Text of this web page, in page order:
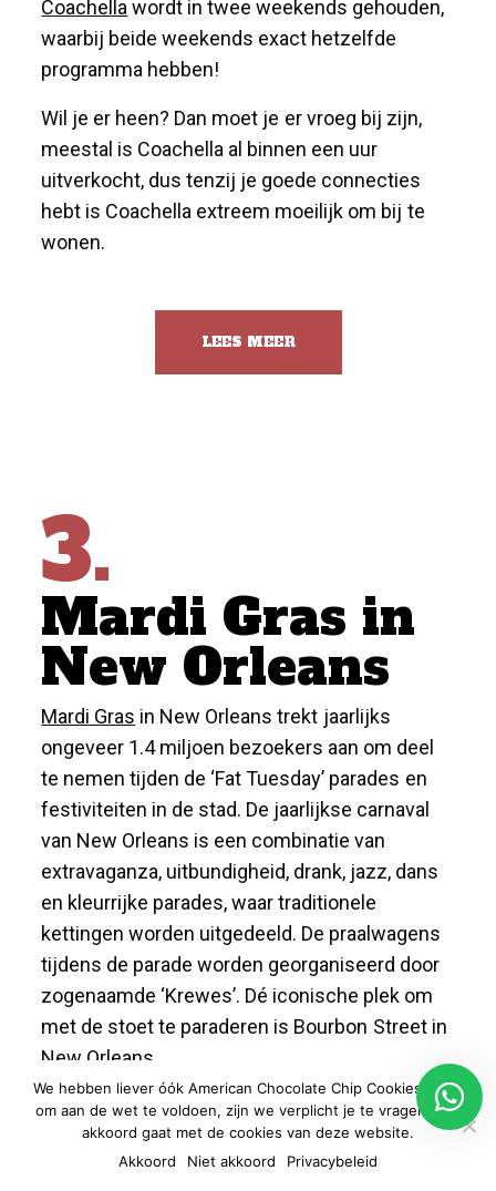
Coachella wordt in twee weekends gehouden,
waarbij beide weekends exact hetzelfde
programma hebben!
Wil je er heen? Dan moet je er vroeg bij zijn,
meestal is Coachella al binnen een uur
uitverkocht, dus tenzij je goede connecties
hebt is Coachella extreem moeilijk om bij te
wonen.
LEES MEER
3.
Mardi Gras in
New Orleans
Mardi Gras in New Orleans trekt jaarlijks
ongeveer 1.4 miljoen bezoekers aan om deel
te nemen tijden de ‘Fat Tuesday’ parades en
festiviteiten in de stad. De jaarlijkse carnaval
van New Orleans is een combinatie van
extravaganza, uitbundigheid, drank, jazz, dans
en kleurrijke parades, waar traditionele
kettingen worden uitgedeeld. De praalwagens
tijdens de parade worden georganiseerd door
zogenaamde ‘Krewes’. Dé iconische plek om
met de stoet te paraderen is Bourbon Street in
New Orleans.
LEES MEER
We hebben liever óók American Chocolate Chip Cookies, maar
om aan de wet te voldoen, zijn we verplicht je te vragen of je
akkoord gaat met de cookies van deze website.
Akkoord
Niet akkoord Privacybeleid